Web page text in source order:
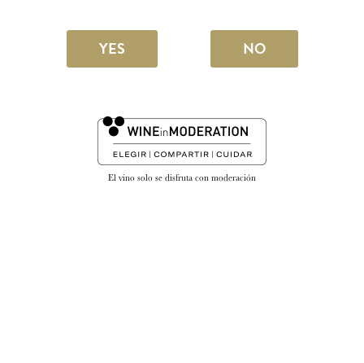
YES NO
El vino solo se disfruta con moderación